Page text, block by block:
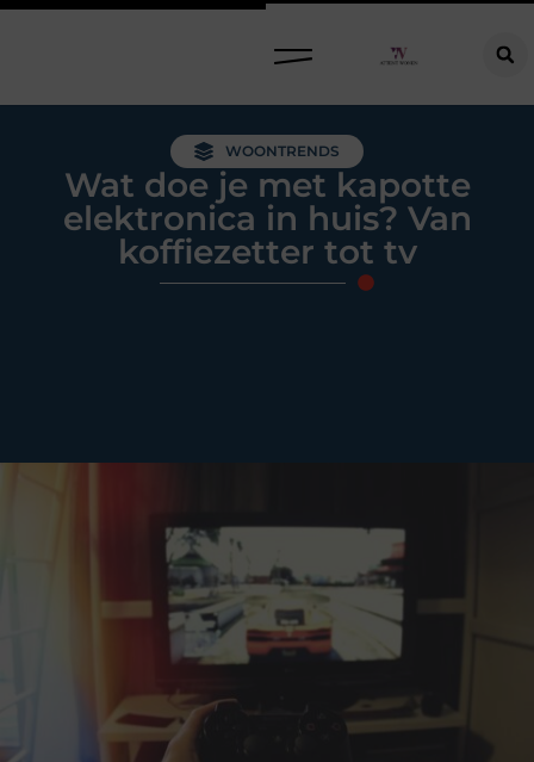
WOONTRENDS
Wat doe je met kapotte
elektronica in huis? Van
koffiezetter tot tv